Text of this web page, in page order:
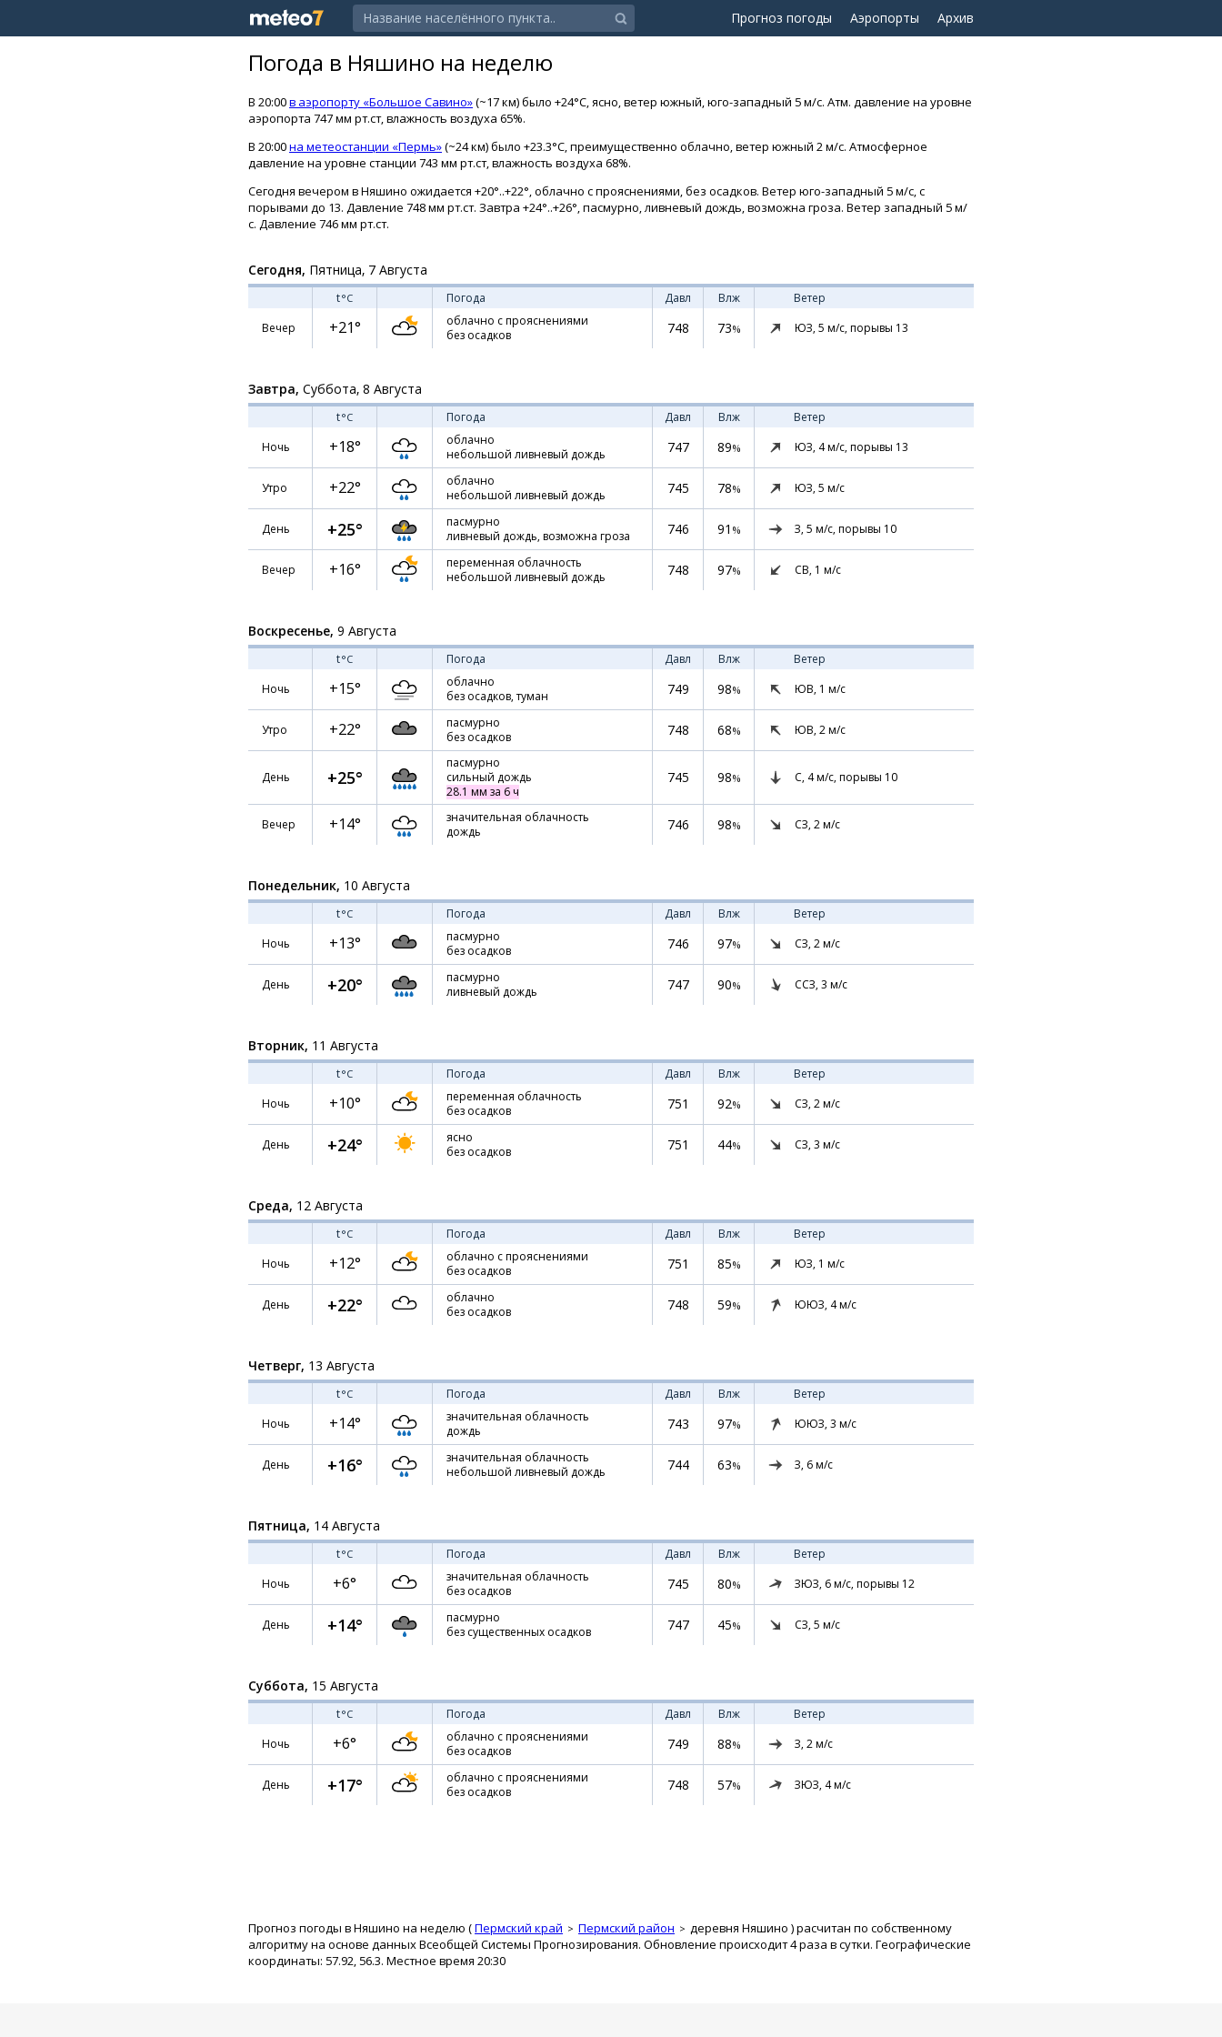
Прогноз погоды Аэропорты Архив
Погода в Няшино на неделю
В 20:00в аэропорту «Большое Савино»(~17 км) было +24°C, ясно, ветер южный, юго-западный 5 м/с. Атм. давление на уровне
аэропорта 747 мм рт.ст, влажность воздуха 65%.
В 20:00на метеостанции «Пермь»(~24 км) было +23.3°C, преимущественно облачно, ветер южный 2 м/с. Атмосферное
давление на уровне станции 743 мм рт.ст, влажность воздуха 68%.
Сегодня вечером в Няшино ожидается +20°..+22°, облачно с прояснениями, без осадков. Ветер юго-западный 5 м/с, с
порывами до 13. Давление 748 мм рт.ст. Завтра +24°..+26°, пасмурно, ливневый дождь, возможна гроза. Ветер западный 5 м/
с. Давление 746 мм рт.ст.
Сегодня, Пятница, 7 Августа
t°C Погода Давл Влж
Ветер
Вечер
+21°
облачно с прояснениями
без осадков
748 73% ЮЗ, 5 м/с, порывы 13
Завтра, Суббота, 8 Августа
t°C Погода Давл Влж
Ветер
Ночь
+18°
облачно
небольшой ливневый дождь
747 89% ЮЗ, 4м/с, порывы 13
Утро +22°
облачно
небольшой ливневый дождь
745 78% ЮЗ, 5 м/с
День +25°
пасмурно
ливневый дождь, возможна гроза
746 91 % З, 5 м/с, порывы 10
Вечер +16°
переменная облачность
небольшой ливневый дождь
748 97% СВ, 1 м/с
Воскресенье, 9 Августа
t°C Погода Давл Влж
Ветер
Ночь
+15°
облачно
без осадков, туман
749 98% ЮВ, 1 м/с
Утро +22°
пасмурно
без осадков
748 68% ЮВ, 2м/с
День +25°
пасмурно
сильный дождь
28.1 мм за 6 ч
745 98% С, 4м/с, порывы 10
Вечер +14°
значительная облачность
дождь
746 98% СЗ, 2м/с
Понедельник, 10 Августа
t°C Погода Давл Влж
Ветер
Ночь
+13°
пасмурно
без осадков
746 97% СЗ, 2м/с
День +20°
пасмурно
ливневый дождь
747 90% ССЗ, 3 м/с
Вторник, 11 Августа
t°C Погода Давл Влж
Ветер
Ночь
+10°
переменная облачность
без осадков
751 92% СЗ, 2м/с
День +24°
ясно
без осадков
751 44% СЗ, 3 м/с
Среда, 12 Августа
t°C Погода Давл Влж
Ветер
Ночь
+12°
облачно с прояснениями
без осадков
751 85% ЮЗ, 1 м/с
День +22°
облачно
без осадков
748 59% ЮЮЗ, 4м/с
Четверг, 13 Августа
t°C Погода Давл Влж
Ветер
Ночь
+14°
значительная облачность
дождь
743 97% ЮЮЗ, 3 м/с
День +16°
значительная облачность
небольшой ливневый дождь
744 63% З, 6м/с
Пятница, 14 Августа
t°C Погода Давл Влж
Ветер
Ночь
+6°
значительная облачность
без осадков
745 80% ЗЮЗ, 6м/с, порывы 12
День +14°
пасмурно
без существенных осадков
747 45% СЗ, 5 м/с
Суббота, 15 Августа
t°C Погода Давл Влж
Ветер
Ночь
+6°
облачно с прояснениями
без осадков
749 88% З, 2м/с
День +17°
облачно с прояснениями
без осадков
748 57% ЗЮЗ, 4м/с
Прогноз погоды в Няшино на неделю (Пермский край Пермский район деревня Няшино ) расчитан по собственному
алгоритму на основе данных Всеобщей Системы Прогнозирования. Обновление происходит 4 раза в сутки. Географические
координаты: 57.92, 56.3. Местное время 20:30